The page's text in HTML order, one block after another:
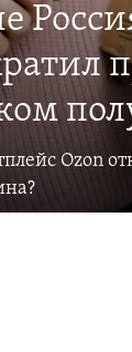
Ozon